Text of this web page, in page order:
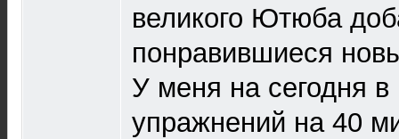
великого Ютюба
понравившиеся
У меня на сегодня в
упражнений на 40